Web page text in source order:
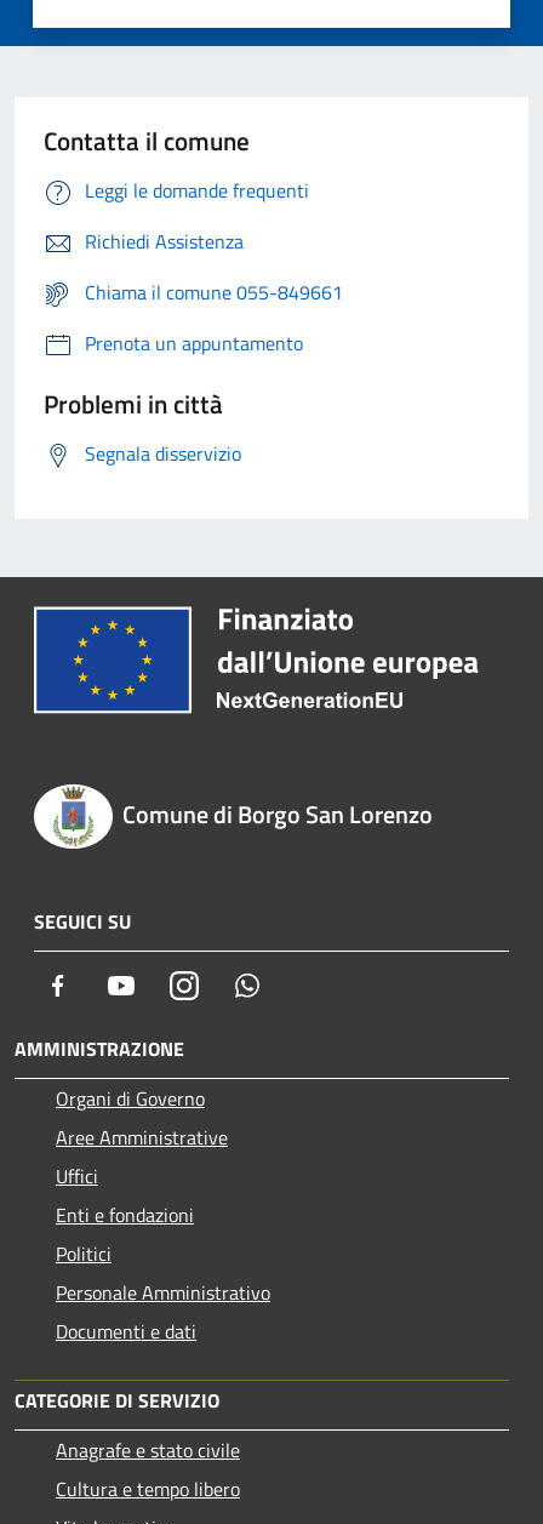
Contatta il comune
Leggi le domande frequenti
Richiedi Assistenza
Chiama il comune 055-849661
Prenota un appuntamento
Problemi in città
Segnala disservizio
Comune di Borgo San Lorenzo
SEGUICI SU
Facebook YoutubeInstagram
AMMINISTRAZIONE
Organi di Governo
Aree Amministrative
Uffici
Enti e fondazioni
Politici
Personale Amministrativo
Documenti e dati
CATEGORIE DI SERVIZIO
Anagrafe e stato civile
Cultura e tempo libero